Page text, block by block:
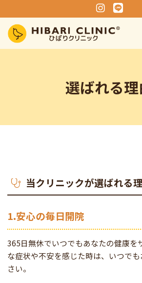
Instagram
選ばれる理
当クリニックが選ばれる
1.安心の毎日開院
365日無休でいつでもあなたの健康を
な症状や不安を感じた時は、いつで
さい。